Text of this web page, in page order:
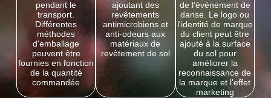
pendant le
transport.
Différentes
méthodes
d'emballage
peuvent être
fournies en fonction
de la quantité
commandée
ajoutant des
revêtements
antimicrobiens et
anti-odeurs aux
matériaux de
revêtement de sol
de l'événement de
danse. Le logo ou
l'identité de marque
du client peut être
ajouté à la surface
du sol pour
améliorer la
reconnaissance de
la marque et l'effet
marketing